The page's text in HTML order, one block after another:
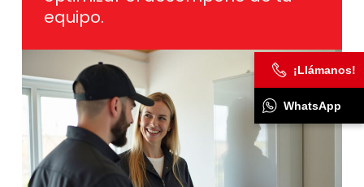
equipo.
¡Llámanos!
WhatsApp